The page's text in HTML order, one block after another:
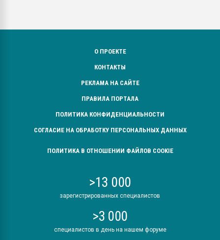
О ПРОЕКТЕ
КОНТАКТЫ
РЕКЛАМА НА САЙТЕ
ПРАВИЛА ПОРТАЛА
ПОЛИТИКА КОНФИДЕНЦИАЛЬНОСТИ
СОГЛАСИЕ НА ОБРАБОТКУ ПЕРСОНАЛЬНЫХ ДАННЫХ
ПОЛИТИКА В ОТНОШЕНИИ ФАЙЛОВ COOKIE
>13 000
зарегистрированных специалистов
>3 000
специалистов в день на нашем форуме